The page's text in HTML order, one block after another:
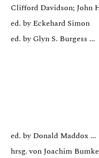
Clifford Davidson; John
ed. by Eckehard Simon
ed. by Glyn S. Burgess ...
ed. by Donald Maddox ...
hrsg. von Joachim Bumke